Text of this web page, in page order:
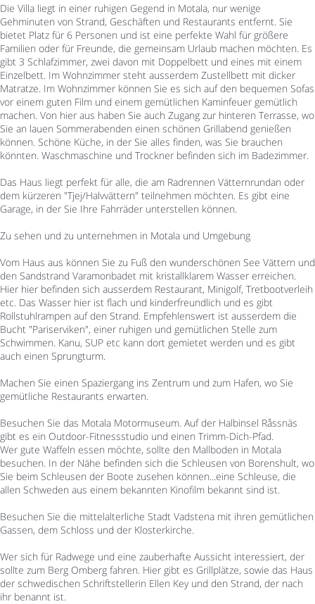
Die Villa liegt in einer ruhigen Gegend in Motala, nur wenige
Gehminuten von Strand, Geschäften und Restaurants entfernt. Sie
bietet Platz für 6 Personen und ist eine perfekte Wahl für größere
Familien oder für Freunde, die gemeinsam Urlaub machen möchten. Es
gibt 3 Schlafzimmer, zwei davon mit Doppelbett und eines mit einem
Einzelbett. Im Wohnzimmer steht ausserdem Zustellbett mit dicker
Matratze. Im Wohnzimmer können Sie es sich auf den bequemen Sofas
vor einem guten Film und einem gemütlichen Kaminfeuer gemütlich
machen. Von hier aus haben Sie auch Zugang zur hinteren Terrasse, wo
Sie an lauen Sommerabenden einen schönen Grillabend genießen
können. Schöne Küche, in der Sie alles finden, was Sie brauchen
könnten. Waschmaschine und Trockner befinden sich im Badezimmer.
Das Haus liegt perfekt für alle, die am Radrennen Vätternrundan oder
dem kürzeren "Tjej/Halvvättern" teilnehmen möchten. Es gibt eine
Garage, in der Sie Ihre Fahrräder unterstellen können.
Zu sehen und zu unternehmen in Motala und Umgebung
Vom Haus aus können Sie zu Fuß den wunderschönen See Vättern und
den Sandstrand Varamonbadet mit kristallklarem Wasser erreichen.
Hier hier befinden sich ausserdem Restaurant, Minigolf, Tretbootverleih
etc. Das Wasser hier ist flach und kinderfreundlich und es gibt
Rollstuhlrampen auf den Strand. Empfehlenswert ist ausserdem die
Bucht "Pariserviken", einer ruhigen und gemütlichen Stelle zum
Schwimmen. Kanu, SUP etc kann dort gemietet werden und es gibt
auch einen Sprungturm.
Machen Sie einen Spaziergang ins Zentrum und zum Hafen, wo Sie
gemütliche Restaurants erwarten.
Besuchen Sie das Motala Motormuseum. Auf der Halbinsel Råssnäs
gibt es ein Outdoor-Fitnessstudio und einen Trimm-Dich-Pfad.
Wer gute Waffeln essen möchte, sollte den Mallboden in Motala
besuchen. In der Nähe befinden sich die Schleusen von Borenshult, wo
Sie beim Schleusen der Boote zusehen können...eine Schleuse, die
allen Schweden aus einem bekannten Kinofilm bekannt sind ist.
Besuchen Sie die mittelalterliche Stadt Vadstena mit ihren gemütlichen
Gassen, dem Schloss und der Klosterkirche.
Wer sich für Radwege und eine zauberhafte Aussicht interessiert, der
sollte zum Berg Omberg fahren. Hier gibt es Grillplätze, sowie das Haus
der schwedischen Schriftstellerin Ellen Key und den Strand, der nach
ihr benannt ist.